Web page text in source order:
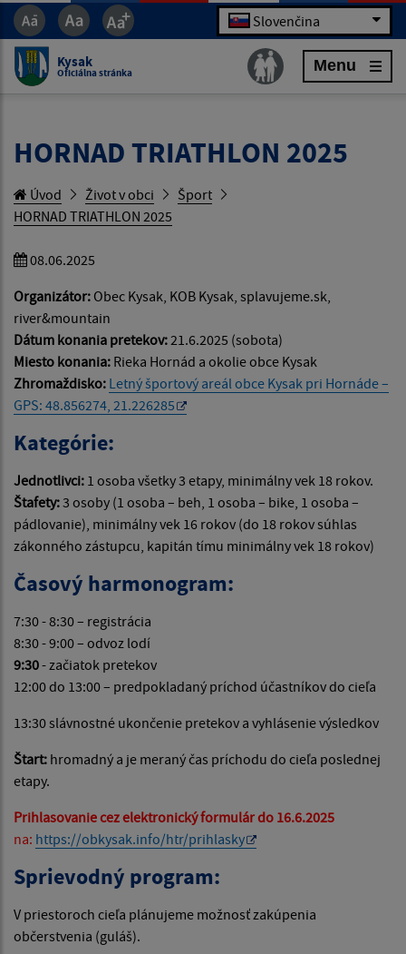
Slovenčina
Kysak
Oficiálna stránka Menu
HORNAD TRIATHLON 2025
Úvod Život v obci
Šport
HORNAD TRIATHLON 2025
08.06.2025
Organizátor: Obec Kysak, KOB Kysak, splavujeme.sk,
river&mountain
Dátum konania pretekov:21.6.2025 (sobota)
Miesto konania: Rieka Hornád a okolie obce Kysak
Zhromaždisko: Letný športový areál obce Kysak pri Hornáde –
GPS: 48.856274, 21.226285
Kategórie:
Jednotlivci: 1 osoba všetky 3 etapy, minimálny vek 18 rokov.
Štafety:3 osoby (1 osoba – beh, 1 osoba – bike, 1 osoba –
pádlovanie), minimálny vek 16 rokov (do 18 rokov súhlas
zákonného zástupcu, kapitán tímu minimálny vek 18 rokov)
Časový harmonogram:
7:30 - 8:30 – registrácia
8:30 - 9:00 – odvoz lodí
9:30- začiatok pretekov
12:00 do 13:00 – predpokladaný príchod účastníkov do cieľa
13:30 slávnostné ukončenie pretekov a vyhlásenie výsledkov
Štart: hromadný a je meraný čas príchodu do cieľa poslednej
etapy.
Prihlasovanie cez elektronický formulárdo 16.6.2025
na: https://obkysak.info/htr/prihlasky
Sprievodný program:
V priestoroch cieľa plánujeme možnosť zakúpenia
občerstvenia (guláš).